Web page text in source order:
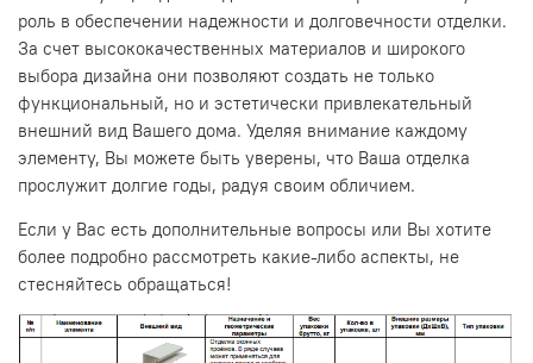
роль в обеспечении надежности и долговечности отделки.
За счет высококачественных материалов и широкого
выбора дизайна они позволяют создать не только
функциональный, но и эстетически привлекательный
внешний вид Вашего дома. Уделяя внимание каждому
элементу, Вы можете быть уверены, что Ваша отделка
прослужит долгие годы, радуя своим обличием.
Если у Вас есть дополнительные вопросы или Вы хотите
более подробно рассмотреть какие-либо аспекты, не
стесняйтесь обращаться!